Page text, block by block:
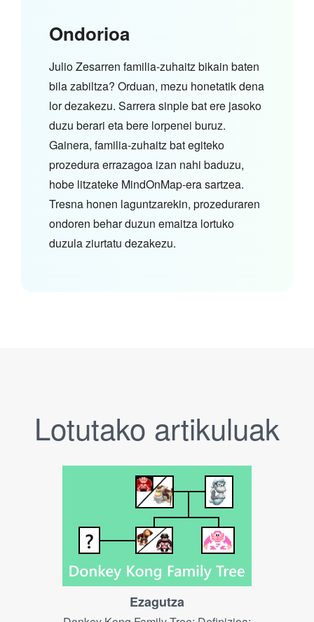
Ondorioa
Julio Zesarren familia-zuhaitz bikain baten
bila zabiltza? Orduan, mezu honetatik dena
lor dezakezu. Sarrera sinple bat ere jasoko
duzu berari eta bere lorpenei buruz.
Gainera, familia-zuhaitz bat egiteko
prozedura errazagoa izan nahi baduzu,
hobe litzateke MindOnMap-era sartzea.
Tresna honen laguntzarekin, prozeduraren
ondoren behar duzun emaitza lortuko
duzula ziurtatu dezakezu.
Lotutako artikuluak
Ezagutza